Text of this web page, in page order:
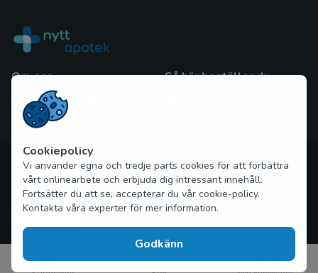
Om oss
Frågor och Svar
Kontakta oss
Så här beställer du
Upphovsrätt © 2026 nytt-apotek.com Alla rättigheter
förbehållna
Cookiepolicy
Vi använder egna och tredje parts cookies för att förbättra
vårt onlinearbete och erbjuda dig intressant innehåll.
Fortsätter du att se, accepterar du vår cookie-policy.
Kontakta våra experter för mer information.
Godkänn